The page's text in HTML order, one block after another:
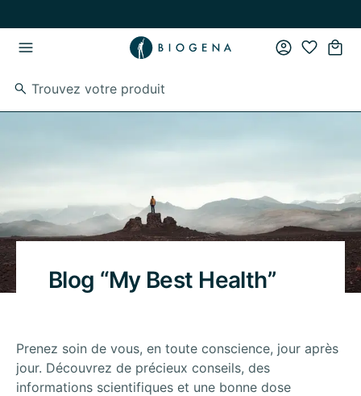
Blog “My Best Health”
Prenez soin de vous, en toute conscience, jour après
jour. Découvrez de précieux conseils, des
informations scientifiques et une bonne dose